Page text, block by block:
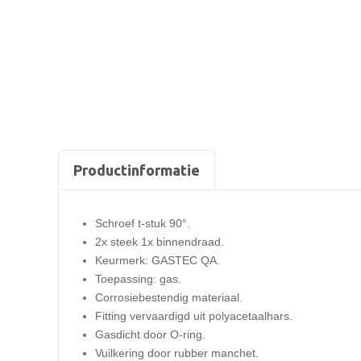
Productinformatie
Schroef t-stuk 90°.
2x steek 1x binnendraad.
Keurmerk: GASTEC QA.
Toepassing: gas.
Corrosiebestendig materiaal.
Fitting vervaardigd uit polyacetaalhars.
Gasdicht door O-ring.
Vuilkering door rubber manchet.